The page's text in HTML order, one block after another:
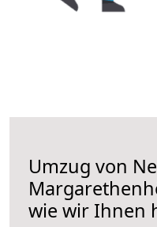
Umzug von
wie wir Ihnen